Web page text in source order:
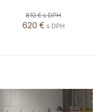
810 €s DPH
620 € s DPH